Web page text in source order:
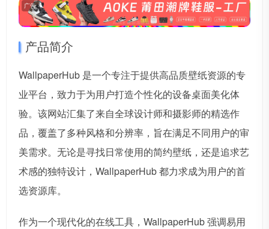
广告
产品简介
WallpaperHub 是一个专注于提供高品质壁纸资源的专
业平台，致力于为用户打造个性化的设备桌面美化体
验。该网站汇集了来自全球设计师和摄影师的精选作
品，覆盖了多种风格和分辨率，旨在满足不同用户的审
美需求。无论是寻找日常使用的简约壁纸，还是追求艺
术感的独特设计，WallpaperHub 都力求成为用户的首
选资源库。
作为一个现代化的在线工具，WallpaperHub 强调易用